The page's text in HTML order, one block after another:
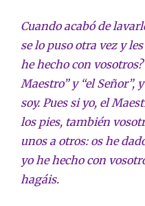
Cuando acabó de
se lo puso otra vez y
he hecho con
Maestro” y “el Señor”,
soy. Pues si yo, el
los pies, también
unos a otros: os he
yo he hecho con
hagáis.